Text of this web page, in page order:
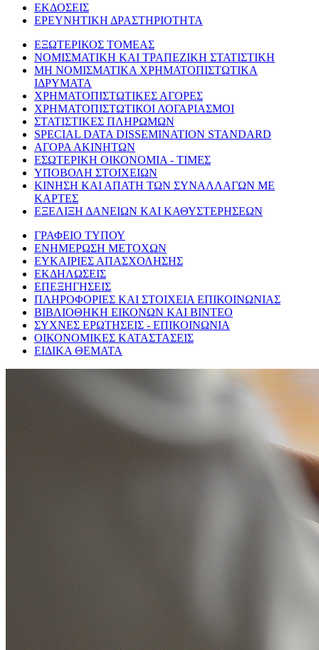
ΕΚΔΟΣΕΙΣ
ΕΡΕΥΝΗΤΙΚΗ ΔΡΑΣΤΗΡΙΟΤΗΤΑ
ΕΞΩΤΕΡΙΚΟΣ ΤΟΜΕΑΣ
ΝΟΜΙΣΜΑΤΙΚΗ ΚΑΙ ΤΡΑΠΕΖΙΚΗ ΣΤΑΤΙΣΤΙΚΗ
ΜΗ ΝΟΜΙΣΜΑΤΙΚΑ ΧΡΗΜΑΤΟΠΙΣΤΩΤΙΚΑ
ΙΔΡΥΜΑΤΑ
ΧΡΗΜΑΤΟΠΙΣΤΩΤΙΚΕΣ ΑΓΟΡΕΣ
ΧΡΗΜΑΤΟΠΙΣΤΩΤΙΚΟΙ ΛΟΓΑΡΙΑΣΜΟΙ
ΣΤΑΤΙΣΤΙΚΕΣ ΠΛΗΡΩΜΩΝ
SPECIAL DATA DISSEMINATION STANDARD
ΑΓΟΡΑ ΑΚΙΝΗΤΩΝ
ΕΣΩΤΕΡΙΚΗ ΟΙΚΟΝΟΜΙΑ - ΤΙΜΕΣ
ΥΠΟΒΟΛΗ ΣΤΟΙΧΕΙΩΝ
ΚΙΝΗΣΗ ΚΑΙ ΑΠΑΤΗ ΤΩΝ ΣΥΝΑΛΛΑΓΩΝ ΜΕ
ΚΑΡΤΕΣ
ΕΞΕΛΙΞΗ ΔΑΝΕΙΩΝ ΚΑΙ ΚΑΘΥΣΤΕΡΗΣΕΩΝ
ΓΡΑΦΕΙΟ ΤΥΠΟΥ
ΕΝΗΜΕΡΩΣΗ ΜΕΤΟΧΩΝ
ΕΥΚΑΙΡΙΕΣ ΑΠΑΣΧΟΛΗΣΗΣ
ΕΚΔΗΛΩΣΕΙΣ
ΕΠΕΞΗΓΗΣΕΙΣ
ΠΛΗΡΟΦΟΡΙΕΣ ΚΑΙ ΣΤΟΙΧΕΙΑ ΕΠΙΚΟΙΝΩΝΙΑΣ
ΒΙΒΛΙΟΘΗΚΗ ΕΙΚΟΝΩΝ ΚΑΙ ΒΙΝΤΕΟ
ΣΥΧΝΕΣ ΕΡΩΤΗΣΕΙΣ - ΕΠΙΚΟΙΝΩΝΙΑ
ΟΙΚΟΝΟΜΙΚΕΣ ΚΑΤΑΣΤΑΣΕΙΣ
ΕΙΔΙΚΑ ΘΕΜΑΤΑ